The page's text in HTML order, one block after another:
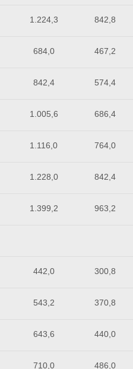
1.224,3 842,8
684,0 467,2
842,4 574,4
1.005,6 686,4
1.116,0 764,0
1.228,0 842,4
1.399,2 963,2
442,0 300,8
543,2 370,8
643,6 440,0
710,0 486,0